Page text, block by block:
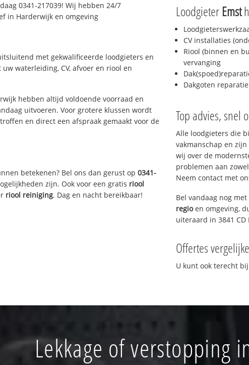
0341-217039! Wij hebben 24/7
in Harderwijk en omgeving
met gekwalificeerde loodgieters en
waterleiding, CV, afvoer en riool en
hebben altijd voldoende voorraad en
uitvoeren. Voor grotere klussen wordt
en direct een afspraak gemaakt voor de
betekenen? Bel ons dan gerust op0341-
zijn. Ook voor een gratis riool
riool reiniging. Dag en nacht bereikbaar!
Loodgieter Emst
CV installaties
Riool (binnen en
vervanging
Dakgoten
Top advies, snel
Alle loodgieters die
vakmanschap en
wij over de
problemen aan
Neem contact met
Bel vandaag nog met
regioen omgeving,
uiteraard in 3841 CD
Offertes
U kunt ook terecht
Lekkage of verstopping